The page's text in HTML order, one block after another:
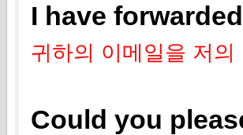
I have
귀하의 이메일을 저
Could you